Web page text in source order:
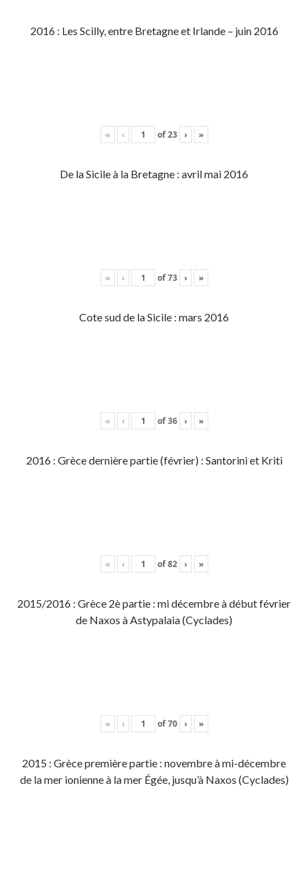
2016 : Les Scilly, entre Bretagne et Irlande – juin 2016
« ‹ of23 › »
De la Sicile à la Bretagne : avril mai 2016
« ‹ of73 › »
Cote sud de la Sicile : mars 2016
« ‹ of36 › »
2016 : Grèce dernière partie (février) : Santorini et Kriti
« ‹ of82 › »
2015/2016 : Grèce 2è partie : mi décembre à début février
de Naxos à Astypalaia (Cyclades)
« ‹ of70 › »
2015 : Grèce première partie : novembre à mi-décembre
de la mer ionienne à la mer Égée, jusqu’à Naxos (Cyclades)